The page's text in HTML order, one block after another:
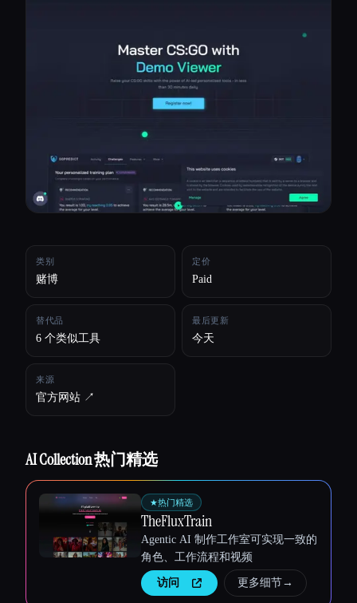
类别
赌博
定价
Paid
替代品
6 个类似工具
最后更新
今天
来源
官方网站 ↗︎
AI Collection 热门精选
★热门精选
TheFluxTrain
Agentic AI 制作工作室可实现一致的
角色、工作流程和视频
访问 更多细节→